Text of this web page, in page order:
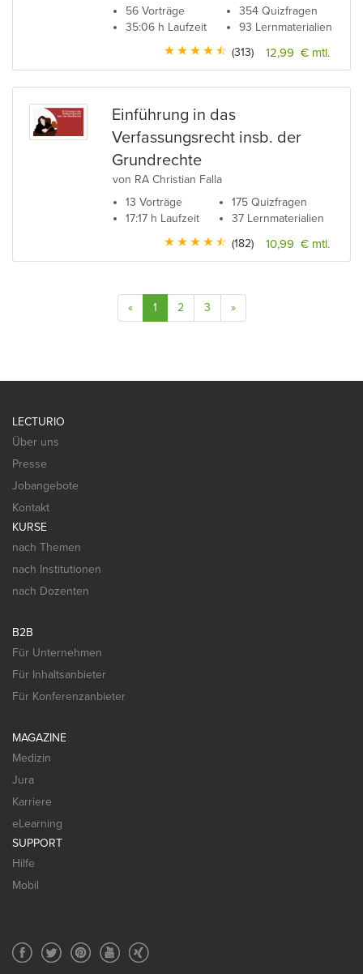
56 Vorträge
35:06 h Laufzeit
354 Quizfragen
93 Lernmaterialien
12,99 € mtl.
(313)
Einführung in das
Verfassungsrecht insb. der
Grundrechte
von RA Christian Falla
13 Vorträge
17:17 h Laufzeit
175 Quizfragen
37 Lernmaterialien
10,99 € mtl.
(182)
« 1 2 3 »
LECTURIO
Über uns
Presse
Jobangebote
Kontakt
KURSE
nach Themen
nach Institutionen
nach Dozenten
B2B
Für Unternehmen
Für Inhaltsanbieter
Für Konferenzanbieter
MAGAZINE
Medizin
Jura
Karriere
eLearning
SUPPORT
Hilfe
Mobil